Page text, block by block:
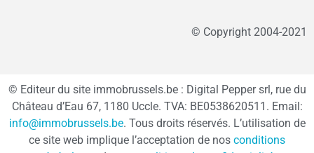
© Copyright 2004-2021
© Editeur du site immobrussels.be : Digital Pepper srl, rue du
Château d’Eau 67, 1180 Uccle. TVA: BE0538620511. Email:
info@immobrussels.be. Tous droits réservés. L’utilisation de
ce site web implique l’acceptation de nos conditions